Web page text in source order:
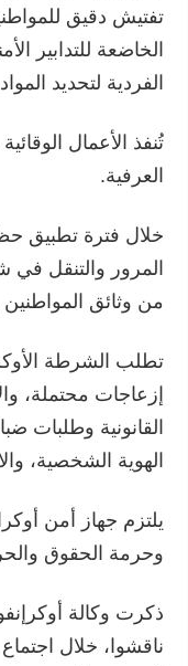
تفتيش دقيق
الخاضعة للتدابير
الفردية لتحديد
تُنفذ الأعمال
العرفية.
خلال فترة تطبيق
المرور والتنقل في
من وثائق
تطلب الشرطة
إزعاجات محتملة،
القانونية وطلبات
الهوية الشخصية،
يلتزم جهاز أمن
وحرمة الحقوق
ذكرت وكالة
ناقشوا، خلال اجتماع